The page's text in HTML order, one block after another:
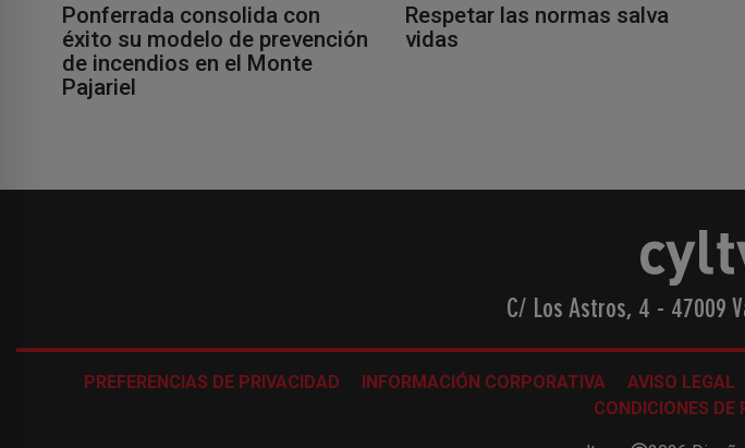
Ponferrada consolida con
éxito su modelo de prevención
de incendios en el Monte
Pajariel
Respetar las normas salva
vidas
C/ Los Astros, 4 - 47009
PREFERENCIAS DE PRIVACIDAD INFORMACIÓN CORPORATIVA AVISO LEGAL
CONDICIONES DE